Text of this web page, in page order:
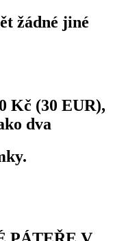
žádné jiné
Kč (30 EUR),
dva